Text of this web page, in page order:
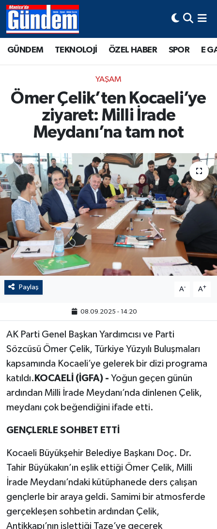
GÜNDEM TEKNOLOJİ ÖZEL HABER SPOR E
YAŞAM
Ömer Çelik’ten Kocaeli’ye
ziyaret: Milli İrade
Meydanı’na tam not
Paylaş A- A+
08.09.2025 - 14:20
AK Parti Genel Başkan Yardımcısı ve Parti
Sözcüsü Ömer Çelik, Türkiye Yüzyılı Buluşmaları
kapsamında Kocaeli’ye gelerek bir dizi programa
katıldı. KOCAELİ (İGFA) - Yoğun geçen günün
ardından Milli İrade Meydanı’nda dinlenen Çelik,
meydanı çok beğendiğini ifade etti.
GENÇLERLE SOHBET ETTİ
Kocaeli Büyükşehir Belediye Başkanı Doç. Dr.
Tahir Büyükakın’ın eşlik ettiği Ömer Çelik, Milli
İrade Meydanı’ndaki kütüphanede ders çalışan
gençlerle bir araya geldi. Samimi bir atmosferde
gerçekleşen sohbetin ardından Çelik,
Antikkapı’nın işlettiği Taze’ye geçerek
Manisa Hava Durumu
Tüm Manşetler
Son Dakika Haberleri
Haber Arşivi